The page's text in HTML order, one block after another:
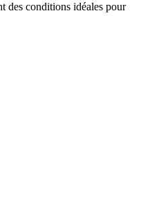
des conditions idéales pour